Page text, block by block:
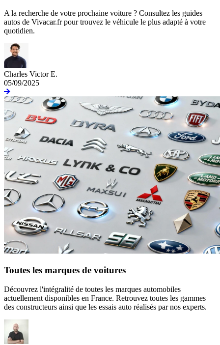
A la recherche de votre prochaine voiture ? Consultez les guides
autos de Vivacar.fr pour trouvez le véhicule le plus adapté à votre
quotidien.
Charles Victor E.
05/09/2025
Toutes les marques de voitures
Découvrez l'intégralité de toutes les marques automobiles
actuellement disponibles en France. Retrouvez toutes les gammes
des constructeurs ainsi que les essais auto réalisés par nos experts.